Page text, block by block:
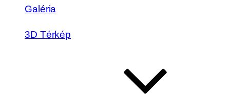
Galéria
3D Térkép